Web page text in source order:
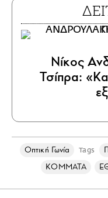
Νίκος
Τσίπρα:
Οπτική Γωνία Tags
ΚΟΜΜΑΤΑ